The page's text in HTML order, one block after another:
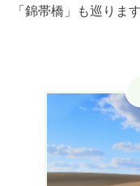
「錦帯橋」も巡り